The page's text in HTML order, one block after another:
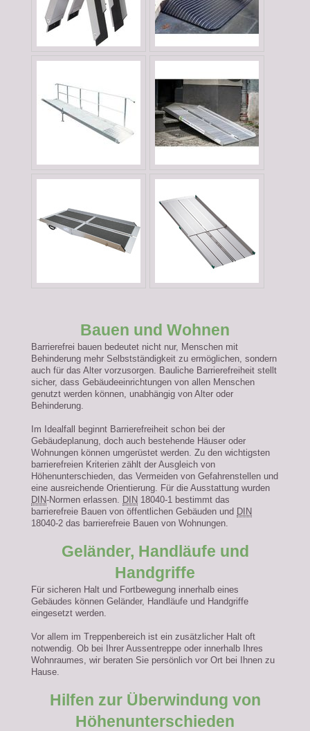
Bauen und Wohnen
Barrierefrei bauen bedeutet nicht nur, Menschen mit
Behinderung mehr Selbstständigkeit zu ermöglichen, sondern
auch für das Alter vorzusorgen. Bauliche Barrierefreiheit stellt
sicher, dass Gebäudeeinrichtungen von allen Menschen
genutzt werden können, unabhängig von Alter oder
Behinderung.
Im Idealfall beginnt Barrierefreiheit schon bei der
Gebäudeplanung, doch auch bestehende Häuser oder
Wohnungen können umgerüstet werden. Zu den wichtigsten
barrierefreien Kriterien zählt der Ausgleich von
Höhenunterschieden, das Vermeiden von Gefahrenstellen und
eine ausreichende Orientierung. Für die Ausstattung wurden
DIN-Normen erlassen. DIN 18040-1 bestimmt das
barrierefreie Bauen von öffentlichen Gebäuden und DIN
18040-2 das barrierefreie Bauen von Wohnungen.
Geländer, Handläufe und
Handgriffe
Für sicheren Halt und Fortbewegung innerhalb eines
Gebäudes können Geländer, Handläufe und Handgriffe
eingesetzt werden.
Vor allem im Treppenbereich ist ein zusätzlicher Halt oft
notwendig. Ob bei Ihrer Aussentreppe oder innerhalb Ihres
Wohnraumes, wir beraten Sie persönlich vor Ort bei Ihnen zu
Hause.
Hilfen zur Überwindung von
Höhenunterschieden